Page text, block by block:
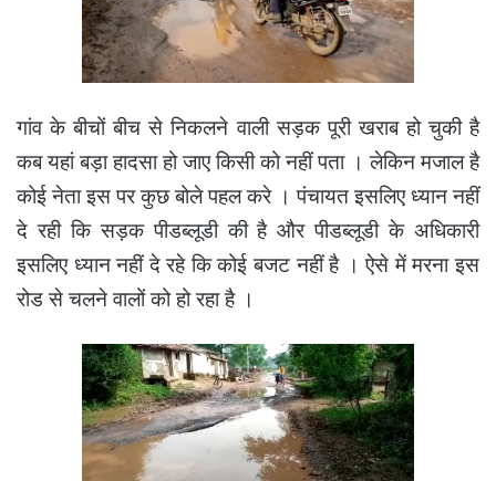
गांव के बीचों बीच से निकलने वाली सड़क पूरी खराब हो चुकी है
कब यहां बड़ा हादसा हो जाए किसी को नहीं पता । लेकिन मजाल है
कोई नेता इस पर कुछ बोले पहल करे । पंचायत इसलिए ध्यान नहीं
दे रही कि सड़क पीडब्लूडी की है और पीडब्लूडी के अधिकारी
इसलिए ध्यान नहीं दे रहे कि कोई बजट नहीं है । ऐसे में मरना इस
रोड से चलने वालों को हो रहा है ।